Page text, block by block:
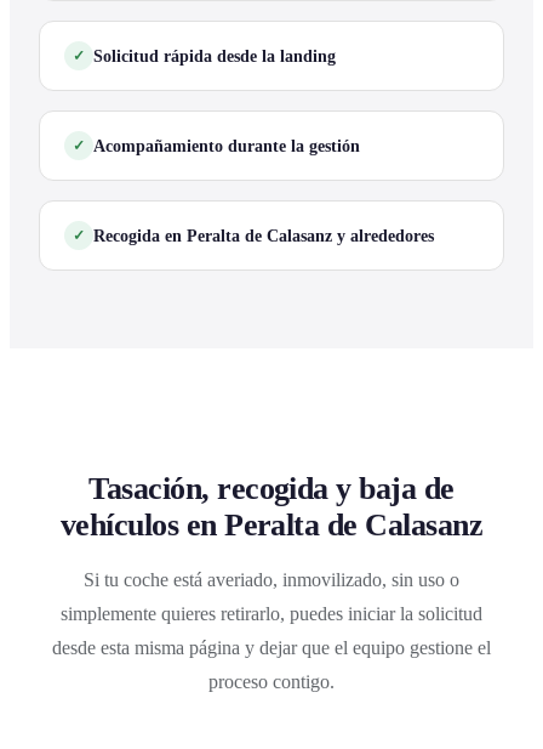
Solicitud rápida desde la landing
Acompañamiento durante la gestión
Recogida en Peralta de Calasanz y alrededores
Tasación, recogida y baja de
vehículos en Peralta de Calasanz
Si tu coche está averiado, inmovilizado, sin uso o
simplemente quieres retirarlo, puedes iniciar la solicitud
desde esta misma página y dejar que el equipo gestione el
proceso contigo.